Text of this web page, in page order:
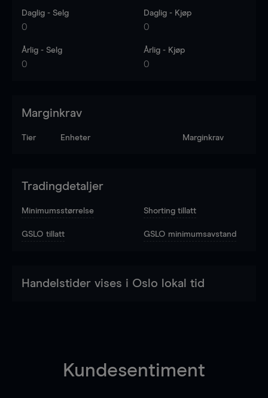
Daglig - Selg
0
Daglig - Kjøp
0
Årlig - Selg
0
Årlig - Kjøp
0
Marginkrav
Tier Enheter Marginkrav
Tradingdetaljer
Minimumsstørrelse Shorting tillatt
GSLO tillatt GSLO minimumsavstand
Handelstider vises i Oslo lokal tid
Kundesentiment